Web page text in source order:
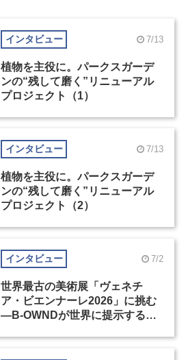
インタビュー 7/13
植物を主役に。パークスガーデ
ンの“残して磨く”リニューアル
プロジェクト（1）
インタビュー 7/13
植物を主役に。パークスガーデ
ンの“残して磨く”リニューアル
プロジェクト（2）
インタビュー 7/2
世界最古の美術展「ヴェネチ
ア・ビエンナーレ2026」に挑む
―B-OWNDが世界に提示する美